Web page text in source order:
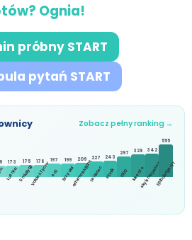
Ognia!
próbny START
pytań START
Zobacz pełny ranking →
173
Luenka
175
Smially93
178
Valdek Tychy
197
edi
199
Brzydal
209
arturmolski8005
227
Leniwiec
243
slonik
297
t800
328
lukenzo
342
skyismypassion
555
Epibulangeryt